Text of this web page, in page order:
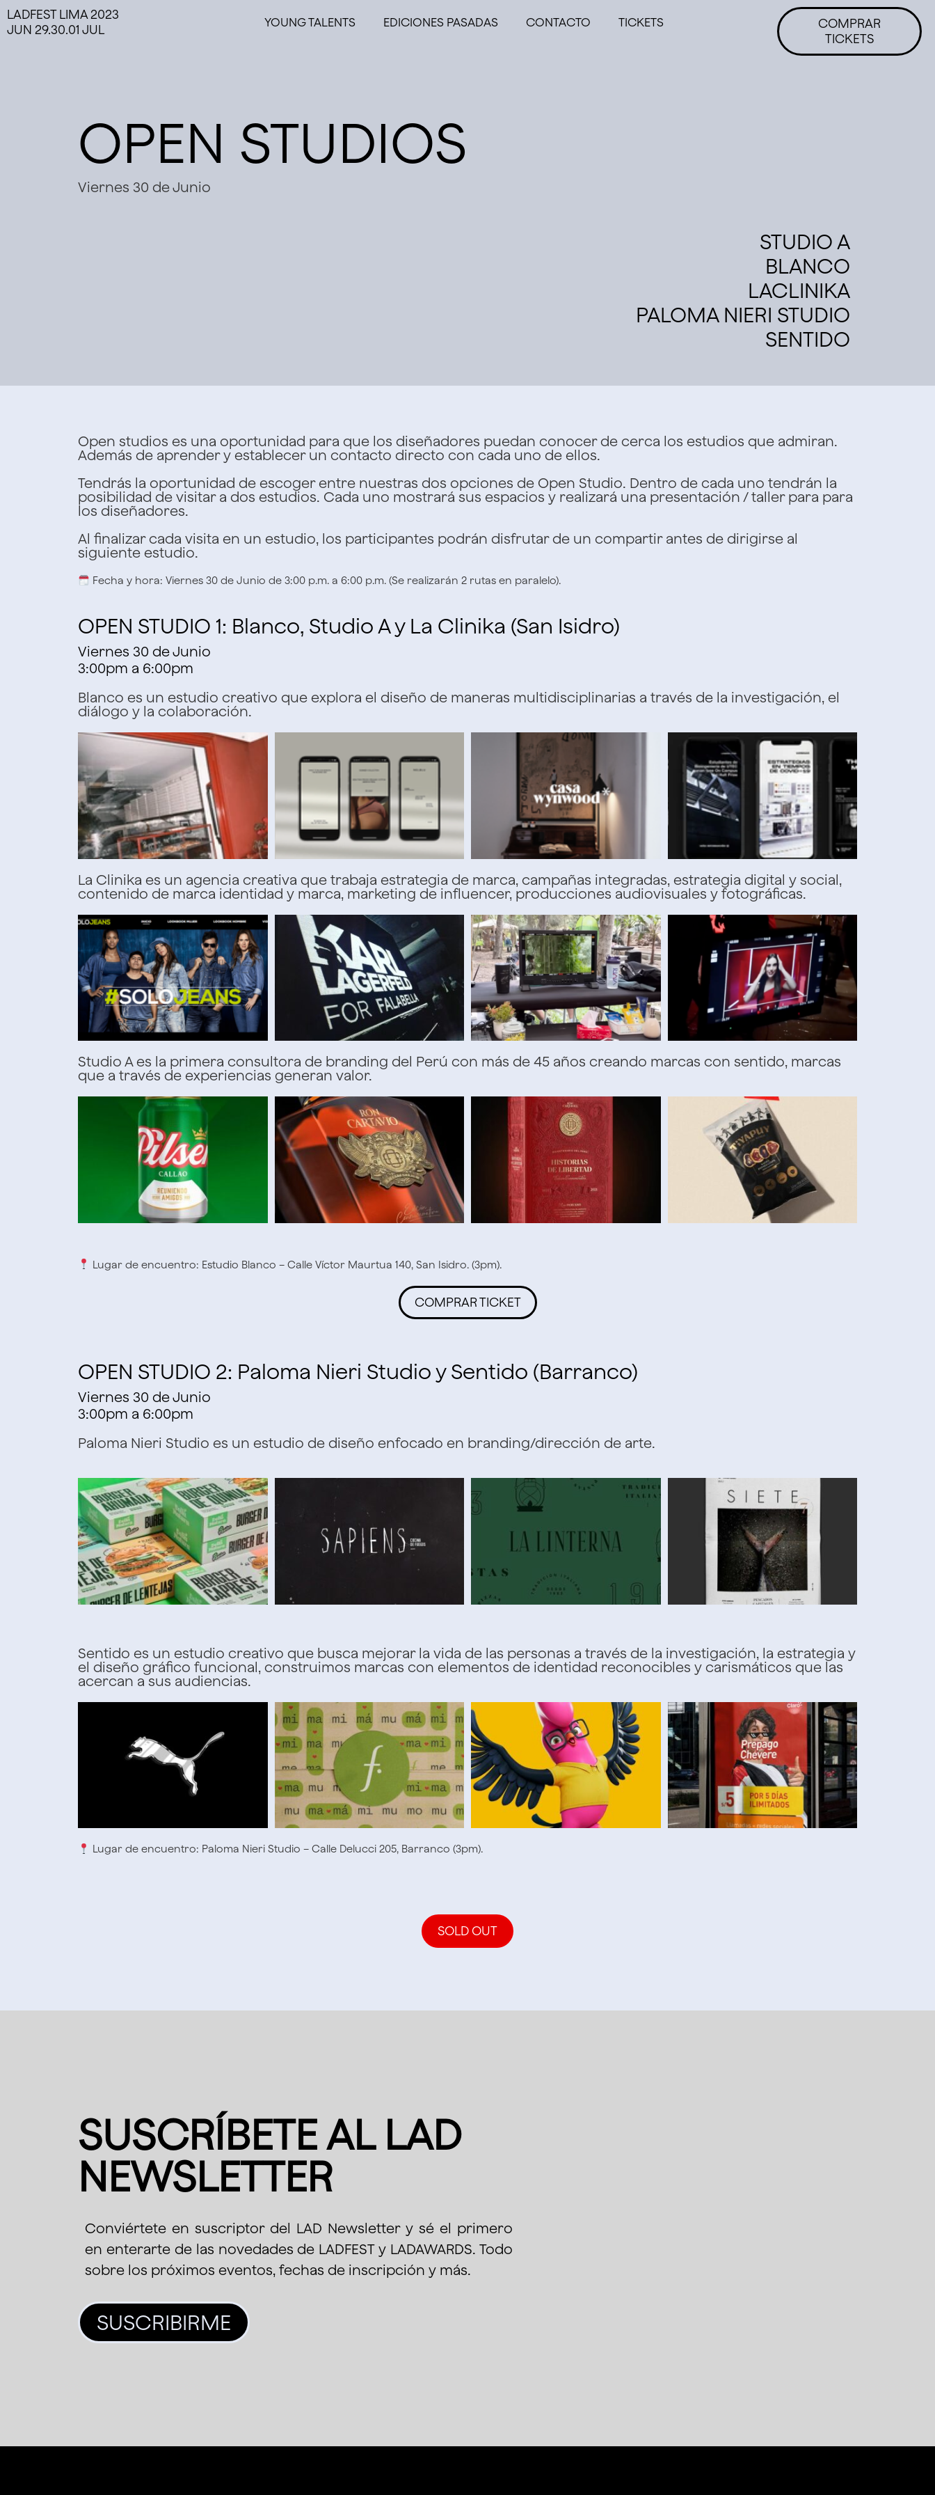
LADFEST LIMA 2023
JUN 29.30.01 JUL
YOUNG TALENTS EDICIONES PASADAS CONTACTO TICKETS
COMPRAR
TICKETS
OPEN STUDIOS
Viernes 30 de Junio
STUDIO A
BLANCO
LACLINIKA
PALOMA NIERI STUDIO
SENTIDO
Open studios es una oportunidad para que los diseñadores puedan conocer de cerca los estudios que admiran.
Además de aprender y establecer un contacto directo con cada uno de ellos.
Tendrás la oportunidad de escoger entre nuestras dos opciones de Open Studio. Dentro de cada uno tendrán la
posibilidad de visitar a dos estudios. Cada uno mostrará sus espacios y realizará una presentación / taller para para
los diseñadores.
Al finalizar cada visita en un estudio, los participantes podrán disfrutar de un compartir antes de dirigirse al
siguiente estudio.
Fecha y hora: Viernes 30 de Junio de 3:00 p.m. a 6:00 p.m. (Se realizarán 2 rutas en paralelo).
OPEN STUDIO 1: Blanco, Studio A y La Clinika (San Isidro)
Viernes 30 de Junio
3:00pm a 6:00pm
Blanco es un estudio creativo que explora el diseño de maneras multidisciplinarias a través de la investigación, el
diálogo y la colaboración.
La Clinika es un agencia creativa que trabaja estrategia de marca, campañas integradas, estrategia digital y social,
contenido de marca identidad y marca, marketing de influencer, producciones audiovisuales y fotográficas.
Studio Aes la primera consultora de branding del Perú con más de 45 años creando marcas con sentido, marcas
que a través de experiencias generan valor.
Lugar de encuentro: Estudio Blanco – Calle Víctor Maurtua 140, San Isidro. (3pm).
COMPRAR TICKET
OPEN STUDIO 2: Paloma Nieri Studio y Sentido (Barranco)
Viernes 30 de Junio
3:00pm a 6:00pm
Paloma Nieri Studio es un estudio de diseño enfocado en branding/dirección de arte.
Sentido es un estudio creativo que busca mejorar la vida de las personas a través de la investigación, la estrategia y
el diseño gráfico funcional, construimos marcas con elementos de identidad reconocibles y carismáticos que las
acercan a sus audiencias.
Lugar de encuentro: Paloma Nieri Studio – Calle Delucci 205, Barranco (3pm).
SOLD OUT
SUSCRÍBETE AL LAD
NEWSLETTER
Conviértete en suscriptor del LAD Newsletter y sé el primero
en enterarte de las novedades de LADFEST y LADAWARDS. Todo
sobre los próximos eventos, fechas de inscripción y más.
SUSCRIBIRME